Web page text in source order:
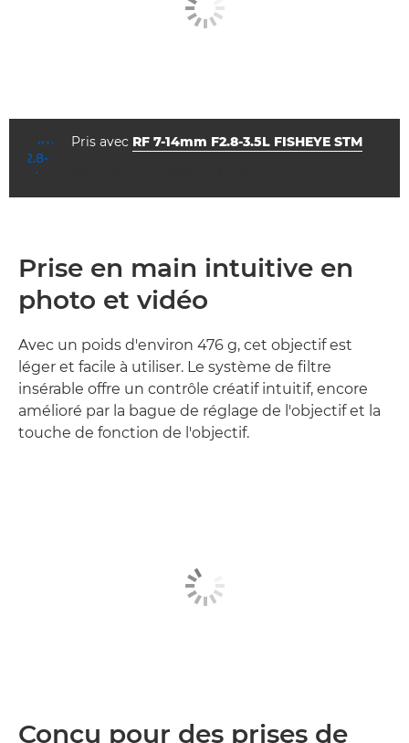
Pris avec RF 7-14mm F2.8-3.5L FISHEYE STM
Prise en main intuitive en
photo et vidéo
Avec un poids d'environ 476 g, cet objectif est
léger et facile à utiliser. Le système de filtre
insérable offre un contrôle créatif intuitif, encore
amélioré par la bague de réglage de l'objectif et la
touche de fonction de l'objectif.
Conçu pour des prises de